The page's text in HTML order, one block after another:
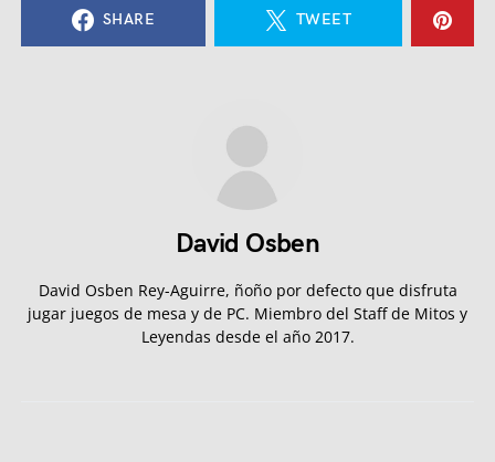
SHARE TWEET
David Osben
David Osben Rey-Aguirre, ñoño por defecto que disfruta
jugar juegos de mesa y de PC. Miembro del Staff de Mitos y
Leyendas desde el año 2017.